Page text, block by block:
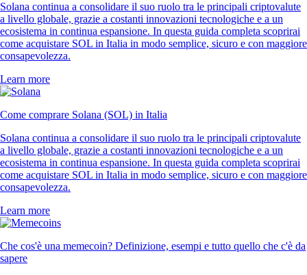
Solana continua a consolidare il suo ruolo tra le principali criptovalute
a livello globale, grazie a costanti innovazioni tecnologiche e a un
ecosistema in continua espansione. In questa guida completa scoprirai
come acquistare SOL in Italia in modo semplice, sicuro e con maggiore
consapevolezza.
Learn more
Come comprare Solana (SOL) in Italia
Solana continua a consolidare il suo ruolo tra le principali criptovalute
a livello globale, grazie a costanti innovazioni tecnologiche e a un
ecosistema in continua espansione. In questa guida completa scoprirai
come acquistare SOL in Italia in modo semplice, sicuro e con maggiore
consapevolezza.
Learn more
Che cos'è una memecoin? Definizione, esempi e tutto quello che c'è da
sapere